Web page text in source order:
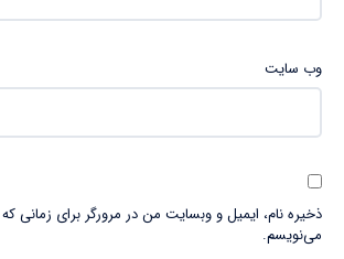
وب‌ سایت
ذخیره نام، ایمیل و وبسایت من در مرورگر برای زمانی
می‌نویسم.